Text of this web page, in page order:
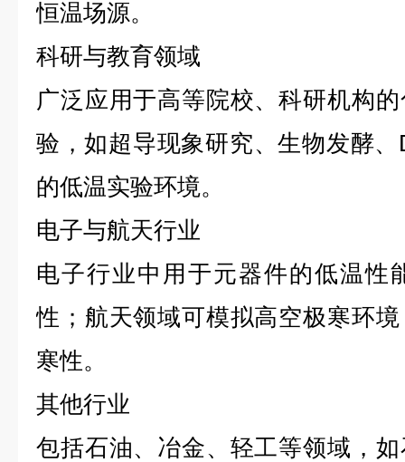
恒温场源。
科研与教育领域
广泛应用于高等院校、科研机构
验，如超导现象研究、生物发酵
的低温实验环境。
电子与航天行业
电子行业中用于元器件的低温性
性；航天领域可模拟高空极寒环
寒性。
其他行业
包括石油、冶金、轻工等领域，